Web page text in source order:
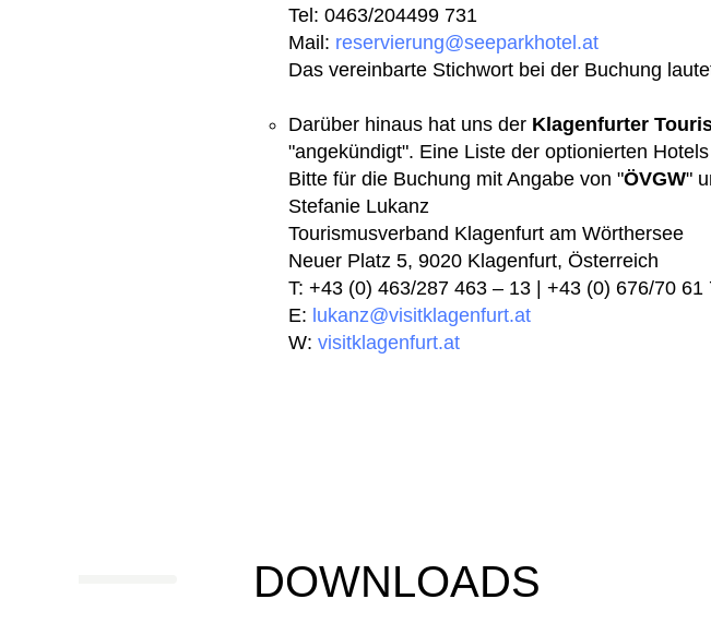
Tel: 0463/204499 731
Mail: reservierung@seeparkhotel.at
Das vereinbarte Stichwort bei der Buchung
Darüber hinaus hat uns der Klagenfurter
"angekündigt". Eine Liste der optionierten
Bitte für die Buchung mit Angabe von "ÖVGW"
Stefanie Lukanz
Tourismusverband Klagenfurt am Wörthersee
Neuer Platz 5, 9020 Klagenfurt, Österreich
T: +43 (0) 463/287 463 – 13 | +43 (0) 676/70 61
E: lukanz@visitklagenfurt.at
W: visitklagenfurt.at
DOWNLOADS